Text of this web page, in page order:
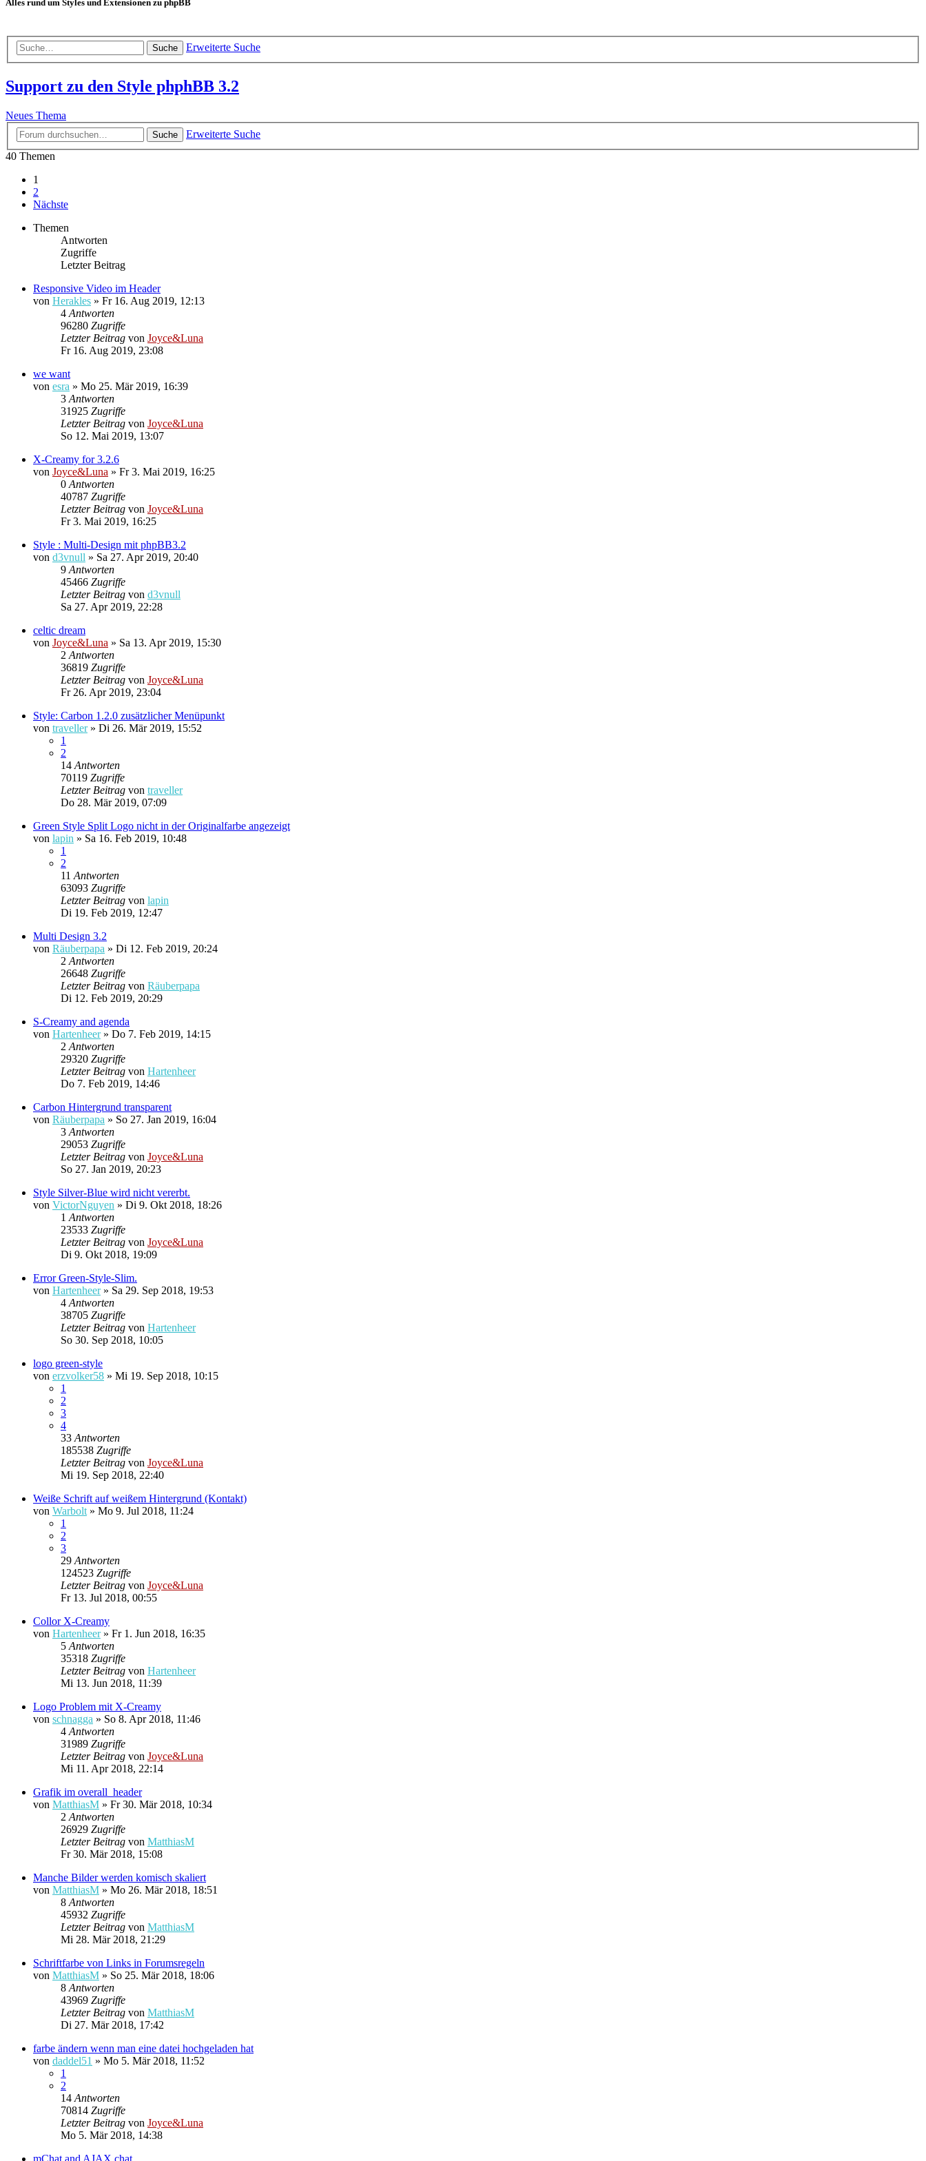
Alles rund um Styles und Extensionen zu phpBB
Suche Erweiterte Suche
Support zu den Style phphBB 3.2
Neues Thema
Suche
Erweiterte Suche
40 Themen
1
2
Nächste
Themen
Antworten
Zugriffe
Letzter Beitrag
Responsive Video im Header
von Herakles » Fr 16. Aug 2019, 12:13
4 Antworten
96280 Zugriffe
Letzter Beitrag von Joyce&Luna
Fr 16. Aug 2019, 23:08
we want
von esra » Mo 25. Mär 2019, 16:39
3 Antworten
31925 Zugriffe
Letzter Beitrag von Joyce&Luna
So 12. Mai 2019, 13:07
X-Creamy for 3.2.6
von Joyce&Luna » Fr 3. Mai 2019, 16:25
0 Antworten
40787 Zugriffe
Letzter Beitrag von Joyce&Luna
Fr 3. Mai 2019, 16:25
Style : Multi-Design mit phpBB3.2
von d3vnull » Sa 27. Apr 2019, 20:40
9 Antworten
45466 Zugriffe
Letzter Beitrag von d3vnull
Sa 27. Apr 2019, 22:28
celtic dream
von Joyce&Luna » Sa 13. Apr 2019, 15:30
2 Antworten
36819 Zugriffe
Letzter Beitrag von Joyce&Luna
Fr 26. Apr 2019, 23:04
Style: Carbon 1.2.0 zusätzlicher Menüpunkt
von traveller» Di 26. Mär 2019, 15:52
1
2
14 Antworten
70119 Zugriffe
Letzter Beitrag von traveller
Do 28. Mär 2019, 07:09
Green Style Split Logo nicht in der Originalfarbe angezeigt
von lapin » Sa 16. Feb 2019, 10:48
1
2
11 Antworten
63093 Zugriffe
Letzter Beitrag von lapin
Di 19. Feb 2019, 12:47
Multi Design 3.2
von Räuberpapa » Di 12. Feb 2019, 20:24
2 Antworten
26648 Zugriffe
Letzter Beitrag von Räuberpapa
Di 12. Feb 2019, 20:29
S-Creamy and agenda
von Hartenheer» Do 7. Feb 2019, 14:15
2 Antworten
29320 Zugriffe
Letzter Beitrag von Hartenheer
Do 7. Feb 2019, 14:46
Carbon Hintergrund transparent
von Räuberpapa » So 27. Jan 2019, 16:04
3 Antworten
29053 Zugriffe
Letzter Beitrag von Joyce&Luna
So 27. Jan 2019, 20:23
Style Silver-Blue wird nicht vererbt.
von VictorNguyen » Di 9. Okt 2018, 18:26
1 Antworten
23533 Zugriffe
Letzter Beitrag von Joyce&Luna
Di 9. Okt 2018, 19:09
Error Green-Style-Slim.
von Hartenheer» Sa 29. Sep 2018, 19:53
4 Antworten
38705 Zugriffe
Letzter Beitrag von Hartenheer
So 30. Sep 2018, 10:05
logo green-style
von erzvolker58 » Mi 19. Sep 2018, 10:15
1
2
3
4
33 Antworten
185538 Zugriffe
Letzter Beitrag von Joyce&Luna
Mi 19. Sep 2018, 22:40
Weiße Schrift auf weißem Hintergrund (Kontakt)
von Warbolt » Mo 9. Jul 2018, 11:24
1
2
3
29 Antworten
124523 Zugriffe
Letzter Beitrag von Joyce&Luna
Fr 13. Jul 2018, 00:55
Collor X-Creamy
von Hartenheer» Fr 1. Jun 2018, 16:35
5 Antworten
35318 Zugriffe
Letzter Beitrag von Hartenheer
Mi 13. Jun 2018, 11:39
Logo Problem mit X-Creamy
von schnagga » So 8. Apr 2018, 11:46
4 Antworten
31989 Zugriffe
Letzter Beitrag von Joyce&Luna
Mi 11. Apr 2018, 22:14
Grafik im overall_header
von MatthiasM » Fr 30. Mär 2018, 10:34
2 Antworten
26929 Zugriffe
Letzter Beitrag von MatthiasM
Fr 30. Mär 2018, 15:08
Manche Bilder werden komisch skaliert
von MatthiasM » Mo 26. Mär 2018, 18:51
8 Antworten
45932 Zugriffe
Letzter Beitrag von MatthiasM
Mi 28. Mär 2018, 21:29
Schriftfarbe von Links in Forumsregeln
von MatthiasM » So 25. Mär 2018, 18:06
8 Antworten
43969 Zugriffe
Letzter Beitrag von MatthiasM
Di 27. Mär 2018, 17:42
farbe ändern wenn man eine datei hochgeladen hat
von daddel51 » Mo 5. Mär 2018, 11:52
1
2
14 Antworten
70814 Zugriffe
Letzter Beitrag von Joyce&Luna
Mo 5. Mär 2018, 14:38
mChat and AJAX chat